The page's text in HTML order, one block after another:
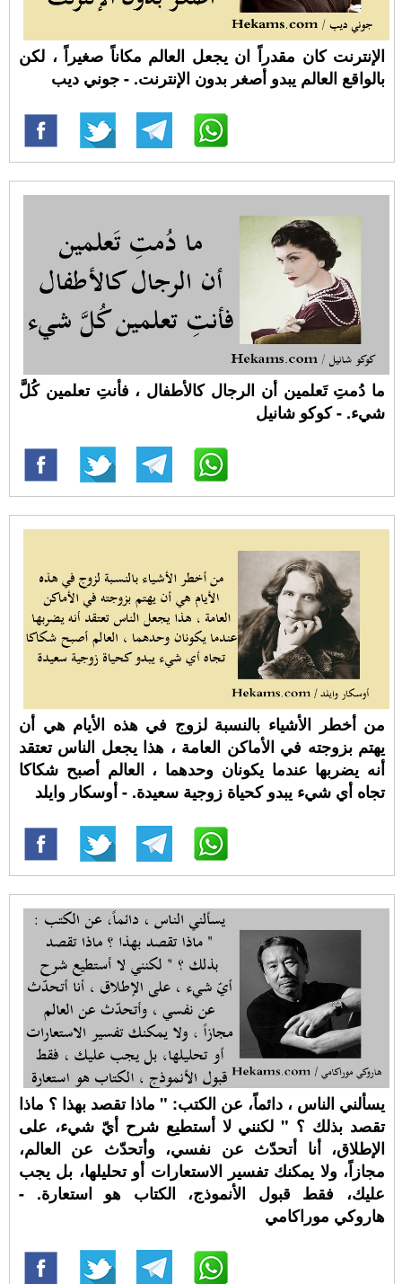
الإنترنت كان مقدراً ان يجعل العالم مكاناً صغيراً ، لكن
بالواقع العالم يبدو أصغر بدون الإنترنت. - جوني ديب
ما دُمتِ تَعلمين أن الرجال كالأطفال ، فأنتِ تعلمين كُلَّ
شيء. - كوكو شانيل
من أخطر الأشياء بالنسبة لزوج في هذه الأيام هي أن
يهتم بزوجته في الأماكن العامة ، هذا يجعل الناس تعتقد
أنه يضربها عندما يكونان وحدهما ، العالم أصبح شكاكا
تجاه أي شيء يبدو كحياة زوجية سعيدة. - أوسكار وايلد
يسألني الناس ، دائماً، عن الكتب: " ماذا تقصد بهذا ؟ ماذا
تقصد بذلك ؟ " لكنني لا أستطيع شرح أيّ شيء، على
الإطلاق، أنا أتحدّث عن نفسي، وأتحدّث عن العالم،
مجازاً، ولا يمكنك تفسير الاستعارات أو تحليلها، بل يجب
عليك، فقط قبول الأنموذج، الكتاب هو استعارة. -
هاروكي موراكامي